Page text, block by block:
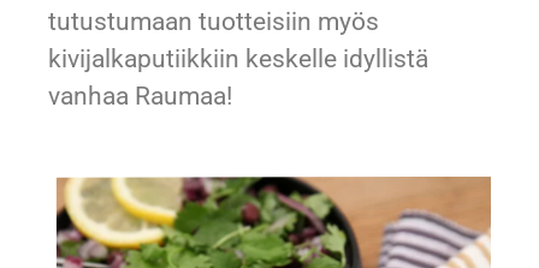
tutustumaan tuotteisiin myös
kivijalkaputiikkiin keskelle idyllistä
vanhaa Raumaa!